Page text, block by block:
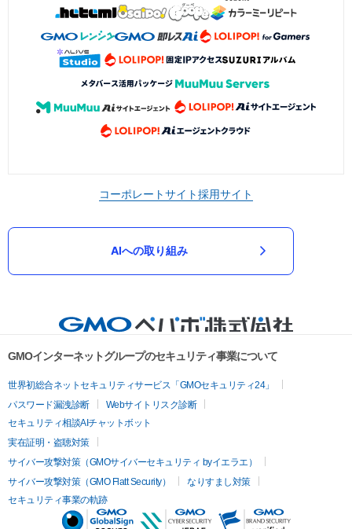
コーポレートサイト採用サイト
AIへの取り組み
GMOインターネットグループのセキュリティ事業について
世界初総合ネットセキュリティサービス「GMOセキュリティ24」
パスワード漏洩診断
Webサイトリスク診断
セキュリティ相談AIチャットボット
実在証明・盗聴対策
サイバー攻撃対策（GMOサイバーセキュリティ byイエラエ）
サイバー攻撃対策（GMO Flatt Security）
なりすまし対策
セキュリティ事業の軌跡